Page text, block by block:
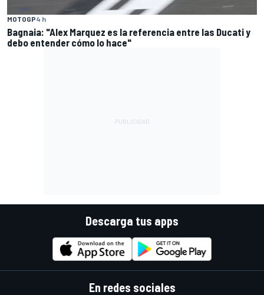
MOTOGP4 h
Bagnaia: "Alex Marquez es la referencia entre las Ducati y
debo entender cómo lo hace"
Descarga tus apps
En redes sociales